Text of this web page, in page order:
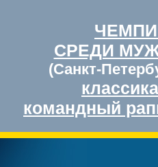
СРЕДИ
(Санкт-
классика
командный